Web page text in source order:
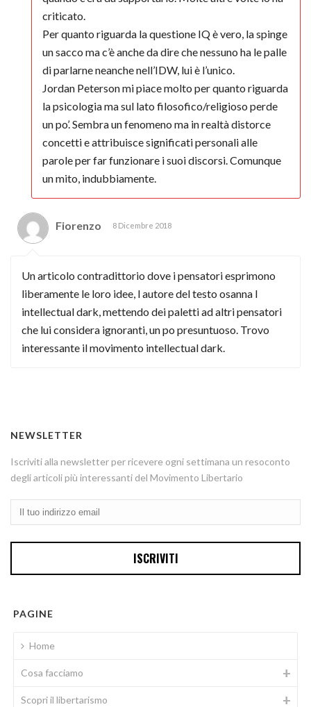
criticato.
Per quanto riguarda la questione IQ è vero, la spinge
un sacco ma c’è anche da dire che nessuno ha le palle
di parlarne neanche nell’IDW, lui è l’unico.
Jordan Peterson mi piace molto per quanto riguarda
la psicologia ma sul lato filosofico/religioso perde
un po’. Sembra un fenomeno ma in realtà distorce
concetti e attribuisce significati personali alle
parole per far funzionare i suoi discorsi. Comunque
un mito, indubbiamente.
Fiorenzo 8 Dicembre 2018
Un articolo contradittorio dove i pensatori esprimono
liberamente le loro idee, l autore del testo osanna l
intellectual dark, mettendo dei paletti ad altri pensatori
che lui considera ignoranti, un po presuntuoso. Trovo
interessante il movimento intellectual dark.
NEWSLETTER
Iscriviti alla newsletter per ricevere ogni settimana un resoconto
degli articoli più interessanti del Movimento Libertario
PAGINE
Home
Cosa facciamo
Scopri il libertarismo